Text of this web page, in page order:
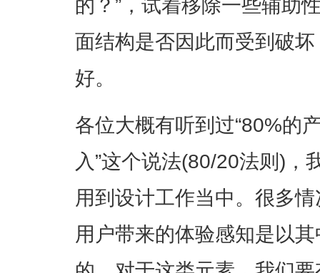
的？”，试着移除一些辅助
面结构是否因此而受到破
好。
各位大概有听到过“80%的
入”这个说法(80/20法则)，
用到设计工作当中。很多
用户带来的体验感知是以